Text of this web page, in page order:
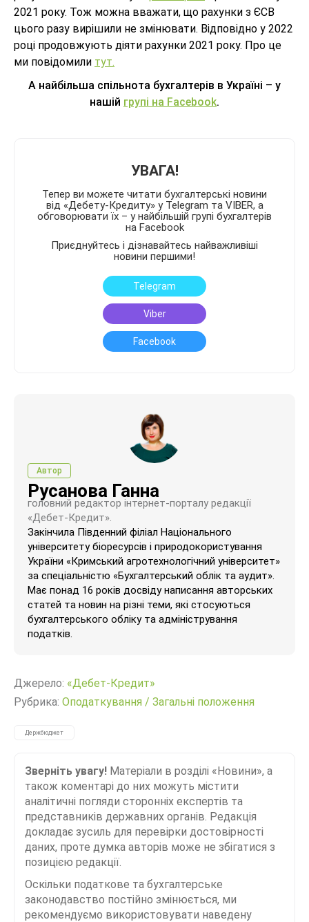
2021 року. Тож можна вважати, що рахунки з ЄСВ
цього разу вирішили не змінювати. Відповідно у 2022
році продовжують діяти рахунки 2021 року. Про це
ми повідомили тут.
А найбільша спільнота бухгалтерів в Україні – у
нашій групі на Facebook.
УВАГА!
Тепер ви можете читати бухгалтерські новини
від «Дебету-Кредиту» у Telegram та VIBER, а
обговорювати їх – у найбільшій групі бухгалтерів
на Facebook
Приєднуйтесь і дізнавайтесь найважливіші
новини першими!
Telegram
Viber
Facebook
Автор
Русанова Ганна
головний редактор інтернет-порталу редакції
«Дебет-Кредит».
Закінчила Південний філіал Національного
університету біоресурсів і природокористування
України «Кримський агротехнологічний університет»
за спеціальністю «Бухгалтерський облік та аудит».
Має понад 16 років досвіду написання авторських
статей та новин на різні теми, які стосуються
бухгалтерського обліку та адміністрування
податків.
Джерело: «Дебет-Кредит»
Рубрика: Оподаткування / Загальні положення
Держбюджет
Зверніть увагу! Матеріали в розділі «Новини», а
також коментарі до них можуть містити
аналітичні погляди сторонніх експертів та
представників державних органів. Редакція
докладає зусиль для перевірки достовірності
даних, проте думка авторів може не збігатися з
позицією редакції.
Оскільки податкове та бухгалтерське
законодавство постійно змінюється, ми
рекомендуємо використовувати наведену